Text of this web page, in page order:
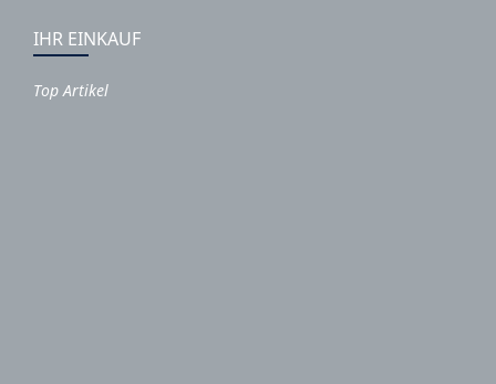
IHR EINKAUF
Top Artikel